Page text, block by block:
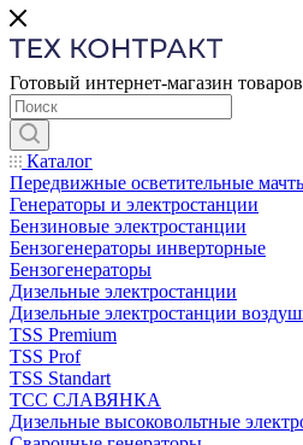
Готовый интернет-магазин
Каталог
Передвижные осветительные
Генераторы и электростанции
Бензиновые электростанции
Бензогенераторы инверторные
Бензогенераторы
Дизельные электростанции
Дизельные электростанции
TSS Premium
TSS Prof
TSS Standart
ТСС СЛАВЯНКА
Дизельные высоковольтные